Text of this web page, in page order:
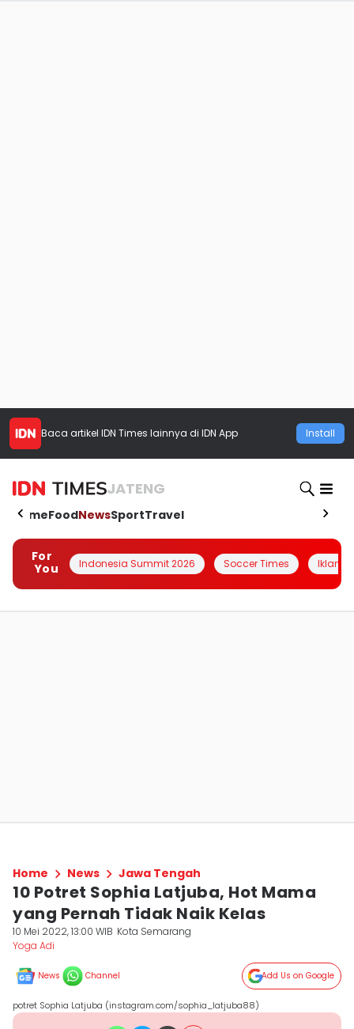
Baca artikel IDN Times lainnya di IDN App Install
JATENG
HomeFoodNewsSportTravel
For
You
Indonesia Summit 2026 Soccer Times Iklanin
Home News Jawa Tengah
10 Potret Sophia Latjuba, Hot Mama
yang Pernah Tidak Naik Kelas
10 Mei 2022, 13:00 WIB Kota Semarang
Yoga Adi
News Channel Add Us on Google
potret Sophia Latjuba (instagram.com/sophia_latjuba88)